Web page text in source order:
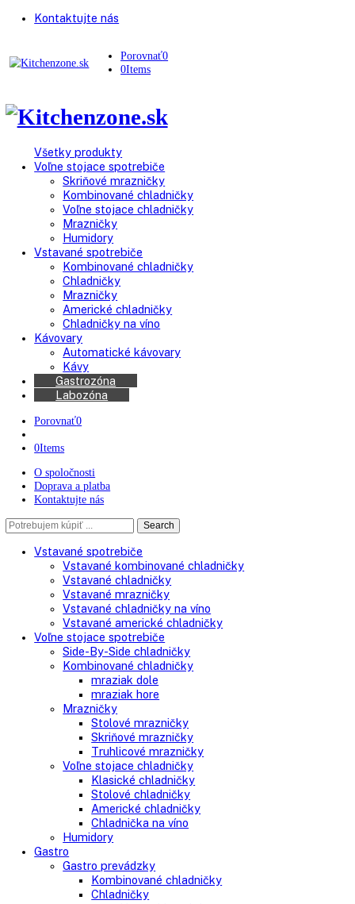
Kontaktujte nás
Porovnať
0Items
Všetky produkty
Voľne stojace spotrebiče
Skriňové mrazničky
Kombinované chladničky
Voľne stojace chladničky
Mrazničky
Humidory
Vstavané spotrebiče
Kombinované chladničky
Chladničky
Mrazničky
Americké chladničky
Chladničky na víno
Kávovary
Automatické kávovary
Gastrozóna
Porovnať 0
0Items
O spoločnosti
Kontaktujte nás
Search
Vstavané spotrebiče
Vstavané kombinované chladničky
Vstavané chladničky
Vstavané mrazničky
Vstavané chladničky na víno
Vstavané americké chladničky
Voľne stojace spotrebiče
Side-By-Side chladničky
Kombinované chladničky
mraziak dole
mraziak hore
Mrazničky
Stolové mrazničky
Skriňové mrazničky
Truhlicové mrazničky
Klasické chladničky
Stolové chladničky
Americké chladničky